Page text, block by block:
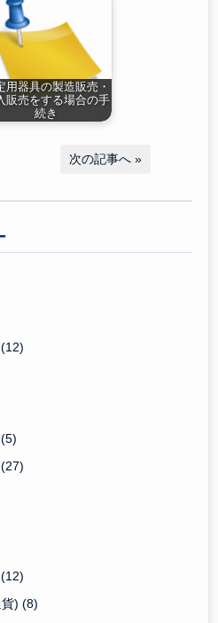
用器具の製造販売・
販売をする場合の手
続き
次の記事へ »
(12)
(5)
(27)
(12)
貨)(8)